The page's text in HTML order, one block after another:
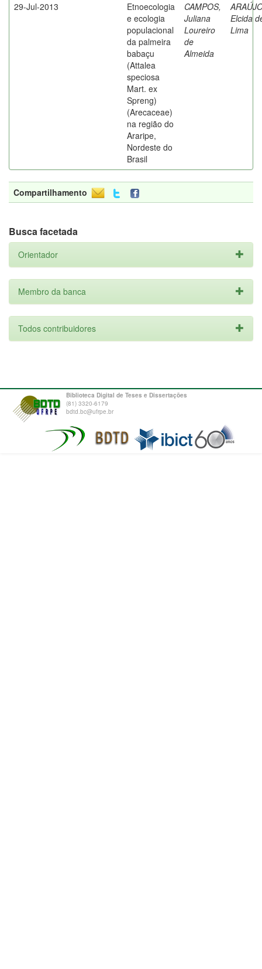
29-Jul-2013
Etnoecologia
e ecologia
populacional
da palmeira
babaçu
(Attalea
speciosa
Mart. ex
Spreng)
(Arecaceae)
na região do
Araripe,
Nordeste do
Brasil
CAMPOS,
Juliana
Loureiro
de
Almeida
Elcida
Lima
Compartilhamento
Busca facetada
Orientador
Membro da banca
Todos contribuidores
Biblioteca Digital de Teses e Dissertações
(81) 3320-6179
bdtd.bc@ufrpe.br